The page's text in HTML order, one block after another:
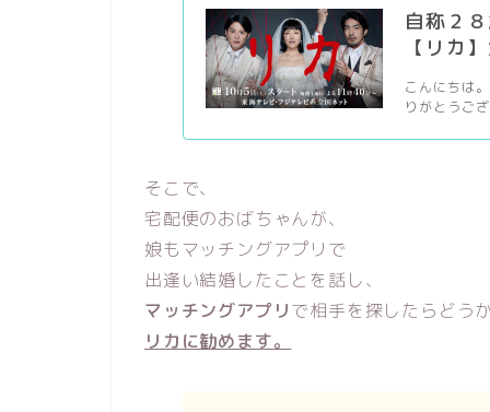
自称２
【リカ
こんにちは
りがとうご
そこで、
宅配便のおばちゃんが、
娘もマッチングアプリで
出逢い結婚したことを話し、
マッチングアプリで相手を探したらどう
リカに勧めます。